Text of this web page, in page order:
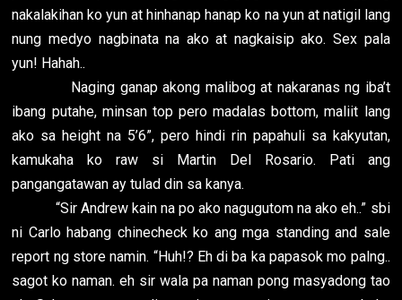
nakalakihan ko yun at hinhanap hanap ko na yun at natigil lang
nung medyo nagbinata na ako at nagkaisip ako. Sex pala
yun! Hahah..
Naging ganap akong malibog at nakaranas ng iba’t
ibang putahe, minsan top pero madalas bottom, maliit lang
ako sa height na 5’6”, pero hindi rin papahuli sa kakyutan,
kamukaha ko raw si Martin Del Rosario. Pati ang
pangangatawan ay tulad din sa kanya.
“Sir Andrew kain na po ako nagugutom na ako eh..” sbi
ni Carlo habang chinecheck ko ang mga standing and sale
report ng store namin. “Huh!? Eh di ba ka papasok mo palng..
sagot ko naman. eh sir wala pa naman pong masyadong tao